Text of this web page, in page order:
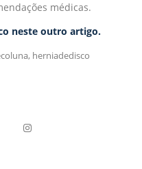
médicas.
neste outro artigo.
, herniadedisco